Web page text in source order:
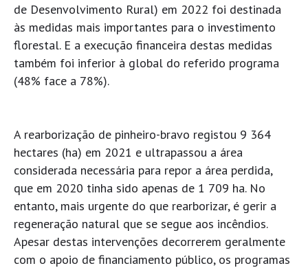
de Desenvolvimento Rural) em 2022 foi destinada
às medidas mais importantes para o investimento
florestal. E a execução financeira destas medidas
também foi inferior à global do referido programa
(48% face a 78%).
A rearborização de pinheiro-bravo registou 9 364
hectares (ha) em 2021 e ultrapassou a área
considerada necessária para repor a área perdida,
que em 2020 tinha sido apenas de 1 709 ha. No
entanto, mais urgente do que rearborizar, é gerir a
regeneração natural que se segue aos incêndios.
Apesar destas intervenções decorrerem geralmente
com o apoio de financiamento público, os programas